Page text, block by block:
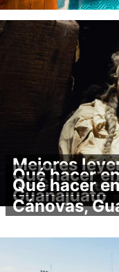
Mejores
de
Qué hacer
Guanajuato
Qué hacer
Cánovas,